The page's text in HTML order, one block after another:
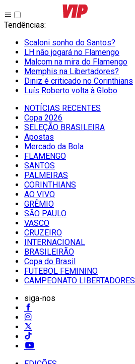
Tendências:
Scaloni sonho do Santos?
LH não jogará no Flamengo
Malcom na mira do Flamengo
Memphis na Libertadores?
Diniz é criticado no Corinthians
Luís Roberto volta à Globo
NOTÍCIAS RECENTES
Copa 2026
SELEÇÃO BRASILEIRA
Apostas
Mercado da Bola
FLAMENGO
SANTOS
PALMEIRAS
CORINTHIANS
AO VIVO
GRÊMIO
SĀO PAULO
VASCO
CRUZEIRO
INTERNACIONAL
BRASILEIRÃO
Copa do Brasil
FUTEBOL FEMININO
CAMPEONATO LIBERTADORES
siga-nos